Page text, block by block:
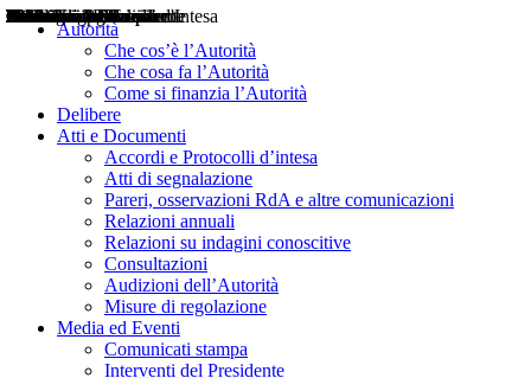
Autorità
Che cos’è l’Autorità
Che cosa fa l’Autorità
Come si finanzia l’Autorità
Delibere
Atti e Documenti
Accordi e Protocolli d’intesa
Atti di segnalazione
Pareri, osservazioni RdA e altre comunicazioni
Relazioni annuali
Relazioni su indagini conoscitive
Consultazioni
Audizioni dell’Autorità
Misure di regolazione
Media ed Eventi
Comunicati stampa
Interventi del Presidente
Delibere
Pareri
Consultazioni
Audizioni
Atti di Segnalazione
Accordi e Protocolli d'Intesa
Relazioni annuali
Misure di regolazione
Notizie
Comunicati Stampa
Bollettini ART
Convegni ART
Interviste del Presidente
Articoli in primo piano
Interventi del Presidente
2004
2005
2010
2013
2014
2015
2016
2017
2018
2019
202
2020
2021
2022
2023
2024
2025
2026
Aereo
Marittimo
Terrestre